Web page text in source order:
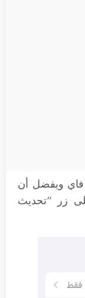
فاي ويفضل أن
زر “تحديث